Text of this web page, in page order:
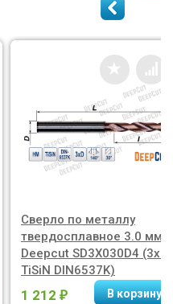
Сверло по металлу
твердосплавное 3.0 мм
Deepcut SD3X030D4 (3xD
TiSiN DIN6537K)
1 212 ₽